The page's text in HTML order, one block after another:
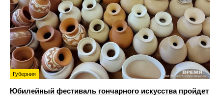
Губерния
Юбилейный фестиваль гончарного искусства пройдет